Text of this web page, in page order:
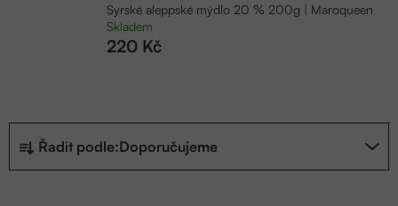
Syrské aleppské mýdlo 20 % 200g | Maroqueen
Skladem
220 Kč
a
Řadit podle:Doporučujeme